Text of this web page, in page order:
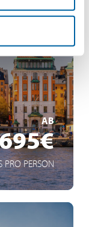
AB
PRO PERSON